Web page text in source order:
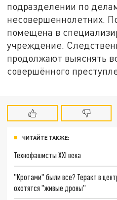
подразделении по
несовершеннолетних.
помещена в
учреждение.
продолжают выяснять
совершённого
ЧИТАЙТЕ ТАКЖЕ:
Технофашисты XXI века
"Кротами" были все? Теракт в
охотятся "живые дроны"